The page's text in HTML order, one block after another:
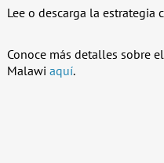
Lee o descarga la estrategia
Conoce más detalles sobre
Malawi aquí.